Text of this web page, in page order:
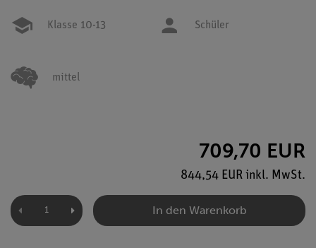
Klasse 10-13 Schüler
mittel
709,70 EUR
844,54 EUR inkl. MwSt.
In den Warenkorb